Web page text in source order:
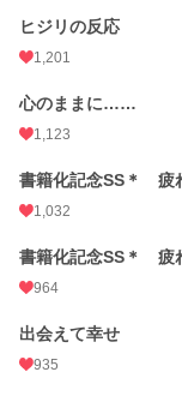
ヒジリの反応
1,201
心のままに……
1,123
書籍化記念SS＊ 疲
1,032
書籍化記念SS＊ 疲
964
出会えて幸せ
935